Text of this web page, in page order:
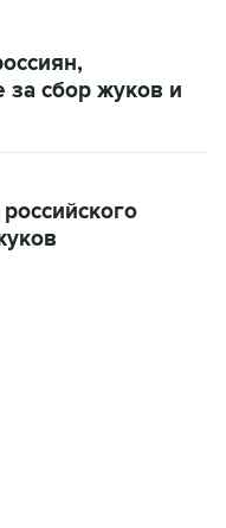
сбор жуков и